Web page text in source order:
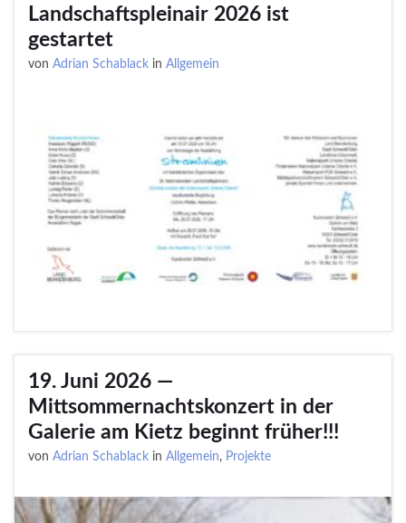
Landschaftspleinair 2026 ist
gestartet
von Adrian Schablack in Allgemein
19. Juni 2026 —
Mittsommernachtskonzert in der
Galerie am Kietz beginnt früher!!!
von Adrian Schablack in Allgemein, Projekte